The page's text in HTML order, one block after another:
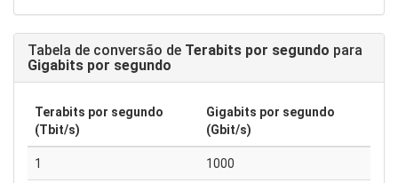
Tabela de conversão de Terabits por segundo para
Gigabits por segundo
Terabits por segundo
(Tbit/s)
Gigabits por segundo
(Gbit/s)
1 1000